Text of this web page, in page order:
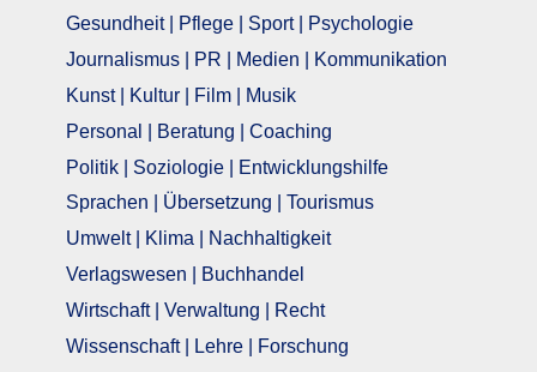
Gesundheit | Pflege | Sport | Psychologie
Journalismus | PR | Medien | Kommunikation
Kunst | Kultur | Film | Musik
Personal | Beratung | Coaching
Politik | Soziologie | Entwicklungshilfe
Sprachen | Übersetzung | Tourismus
Umwelt | Klima | Nachhaltigkeit
Verlagswesen | Buchhandel
Wirtschaft | Verwaltung | Recht
Wissenschaft | Lehre | Forschung